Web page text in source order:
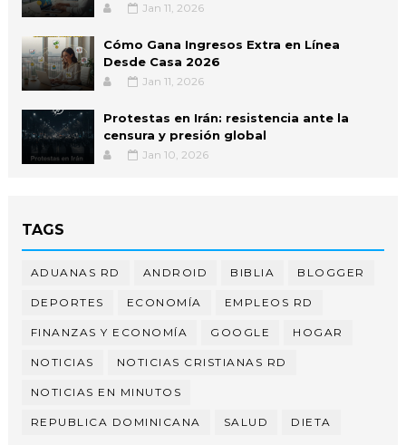
Jan 11, 2026
Cómo Gana Ingresos Extra en Línea
Desde Casa 2026
Jan 11, 2026
Protestas en Irán: resistencia ante la
censura y presión global
Jan 10, 2026
TAGS
ADUANAS RD ANDROID BIBLIA BLOGGER
DEPORTES ECONOMÍA EMPLEOS RD
FINANZAS Y ECONOMÍA GOOGLE HOGAR
NOTICIAS NOTICIAS CRISTIANAS RD
NOTICIAS EN MINUTOS
REPUBLICA DOMINICANA SALUD DIETA